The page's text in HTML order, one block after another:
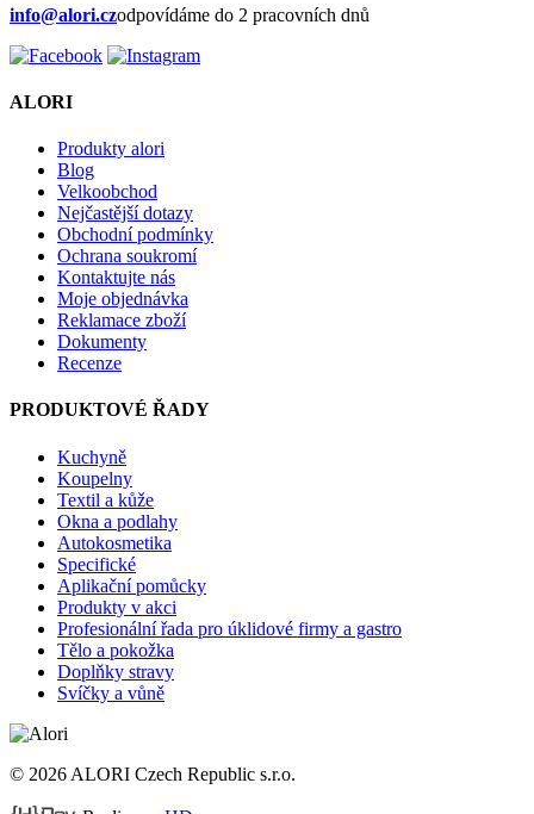
info@alori.czodpovídáme do 2 pracovních dnů
ALORI
Produkty alori
Blog
Velkoobchod
Nejčastější dotazy
Obchodní podmínky
Ochrana soukromí
Kontaktujte nás
Moje objednávka
Reklamace zboží
Dokumenty
Recenze
PRODUKTOVÉ ŘADY
Kuchyně
Koupelny
Textil a kůže
Okna a podlahy
Autokosmetika
Specifické
Aplikační pomůcky
Produkty v akci
Profesionální řada pro úklidové firmy a gastro
Tělo a pokožka
Doplňky stravy
Svíčky a vůně
© 2026 ALORI Czech Republic s.r.o.